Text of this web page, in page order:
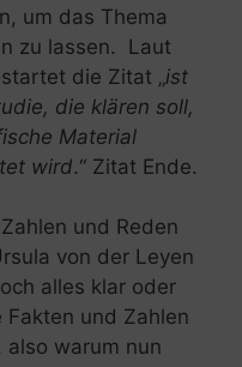
um das Thema
zu lassen. Laut
die Zitat „ ist
die klären soll,
Material
wird.“ Zitat Ende.
und Reden
von der Leyen
alles klar oder
und Zahlen
also warum nun